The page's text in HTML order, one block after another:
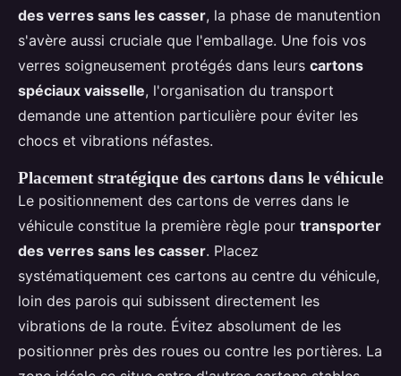
des verres sans les casser, la phase de manutention
s'avère aussi cruciale que l'emballage. Une fois vos
verres soigneusement protégés dans leurs cartons
spéciaux vaisselle, l'organisation du transport
demande une attention particulière pour éviter les
chocs et vibrations néfastes.
Placement stratégique des cartons dans le véhicule
Le positionnement des cartons de verres dans le
véhicule constitue la première règle pour transporter
des verres sans les casser. Placez
systématiquement ces cartons au centre du véhicule,
loin des parois qui subissent directement les
vibrations de la route. Évitez absolument de les
positionner près des roues ou contre les portières. La